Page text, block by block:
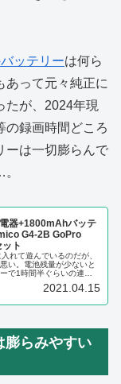
ッテリーは何ら
あって元々純正に
たが、2024年現
の録画時間どころ
ーは一切膨らんで
器+1800mAhバッテ
G4-2B GoPro
ト
れて遊んでいるのだが、
い。電池残量が少ないと
で1時間半ぐらいの連続
2021.04.15
膨らみやすい